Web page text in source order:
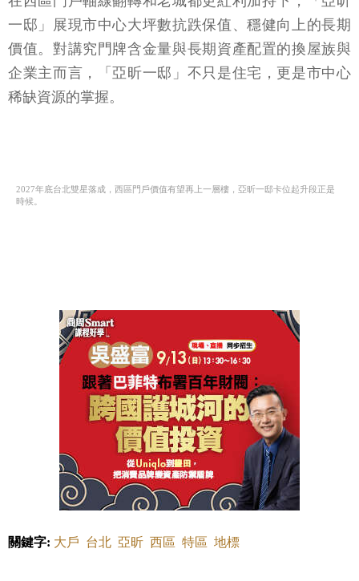
一邸」展現市中心大坪數抗跌保值、穩健向上的長期
價值。對講究門牌含金量與長期資產配置的換屋族與
企業主而言，「亞昕一邸」不只是住宅，更是市中心
稀缺資源的掌握。
2027年底台北雙星落成，西區門戶價值有望再上一層樓，亞昕一邸卡位起升段正是
時候。
關鍵字: 大戶 台北 亞昕 西區 特區 地標